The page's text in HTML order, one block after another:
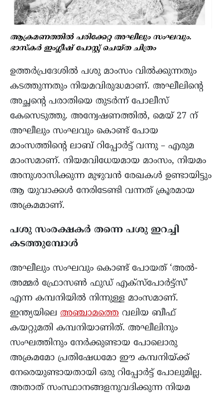
ആക്രമണത്തിൽ പരിക്കേറ്റ അഘീലും സംഘവും.
ഭാസ്കർ ഇംഗ്ലീഷ് പോസ്റ്റ് ചെയ്ത ചിത്രം
ഉത്തർപ്രദേശിൽ പശു മാംസം വിൽക്കുന്നതും
കടത്തുന്നതും നിയമവിരുദ്ധമാണ്. അഘീലിന്റെ
അച്ഛന്റെ പരാതിയെ തുടർന്ന് പോലീസ്
കേസെടുത്തു. അന്വേഷണത്തിൽ, മെയ് 27 ന്
അഘീലും സംഘവും കൊണ്ട് പോയ
മാംസത്തിന്റെ ലാബ് റിപ്പോർട്ട് വന്നു – എരുമ
മാംസമാണ്. നിയമവിധേയമായ മാംസം, നിയമം
അനുശാസിക്കുന്ന മുഴുവൻ രേഖകൾ ഉണ്ടായിട്ടും
ആ യുവാക്കൾ നേരിടേണ്ടി വന്നത് ക്രൂരമായ
അക്രമമാണ്.
പശു സംരക്ഷകർ തന്നെ പശു ഇറച്ചി
കടത്തുമ്പോൾ
അഘീലും സംഘവും കൊണ്ട് പോയത് ‘അൽ-
അമ്മർ ഫ്രോസൺ ഫുഡ് എക്സ്പോർട്ട്സ്’
എന്ന കമ്പനിയിൽ നിന്നുള്ള മാംസമാണ്.
ഇന്ത്യയിലെ അഞ്ചാമത്തെ വലിയ ബീഫ്
കയറ്റുമതി കമ്പനിയാണിത്. അഘീലിനും
സംഘത്തിനും നേർക്കുണ്ടായ പോലൊരു
അക്രമമോ പ്രതിഷേധമോ ഈ കമ്പനിയ്ക്ക്
നേരെയുണ്ടായതായി ഒരു റിപ്പോർട്ട് പോലുമില്ല.
അതാത് സംസ്ഥാനങ്ങളനുവദിക്കുന്ന നിയമ